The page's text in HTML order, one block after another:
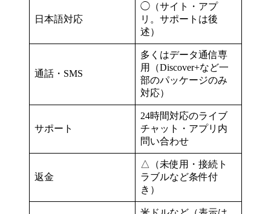
日本語対応
◯（サイト・アプ
リ。サポートは後
述）
通話・SMS
多くはデータ通信専
用（Discover+など一
部のパッケージのみ
対応）
サポート
24時間対応のライブ
チャット・アプリ内
問い合わせ
返金
△（未使用・接続ト
ラブルなど条件付
き）